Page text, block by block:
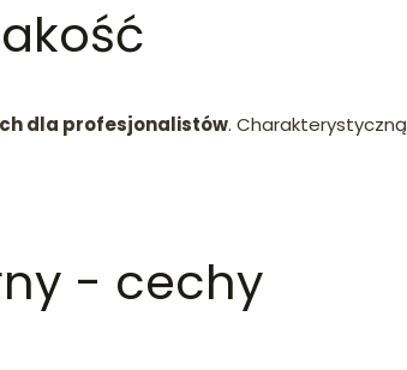
dla profesjonalistów. Charakterystyczną
- cechy